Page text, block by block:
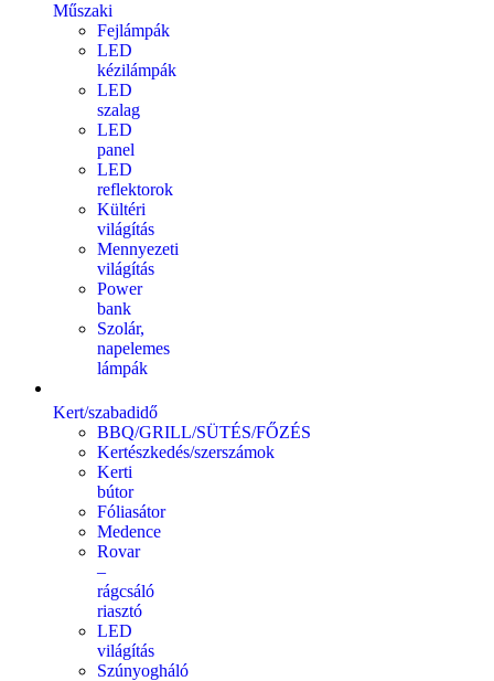
Műszaki
Fejlámpák
LED
kézilámpák
LED
szalag
LED
panel
LED
reflektorok
Kültéri
világítás
Mennyezeti
világítás
Power
bank
Szolár,
napelemes
lámpák
Kert/szabadidő
BBQ/GRILL/SÜTÉS/FŐZÉS
Kertészkedés/szerszámok
Kerti
bútor
Fóliasátor
Medence
Rovar
–
rágcsáló
riasztó
LED
világítás
Szúnyogháló